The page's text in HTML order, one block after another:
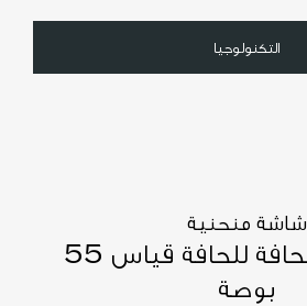
التكنولوجيا
شاشة منحنية
ممتدة من الحافة للحافة قياس 55
بوصة